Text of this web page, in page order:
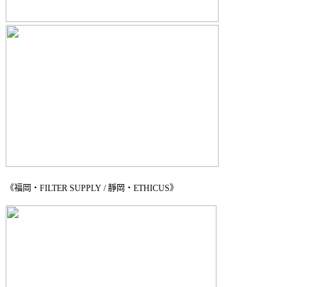
《福岡・FILTER SUPPLY / 靜岡・ETHICUS》